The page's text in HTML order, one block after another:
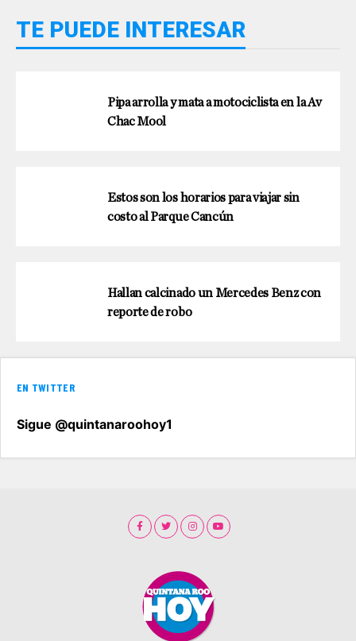
TE PUEDE INTERESAR
Pipa arrolla y mata a motociclista en la Av
Chac Mool
Estos son los horarios para viajar sin
costo al Parque Cancún
Hallan calcinado un Mercedes Benz con
reporte de robo
EN TWITTER
Sigue @quintanaroohoy1